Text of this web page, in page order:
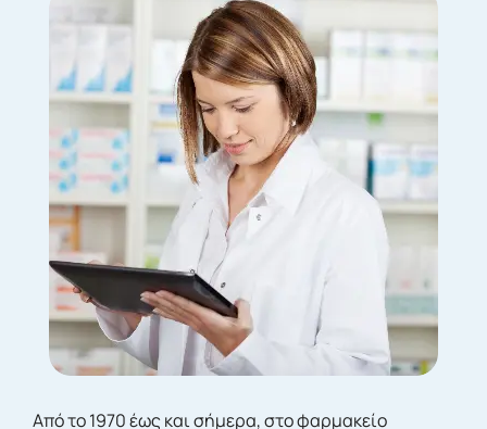
Από το 1970 έως και σήμερα, στο φαρμακείο